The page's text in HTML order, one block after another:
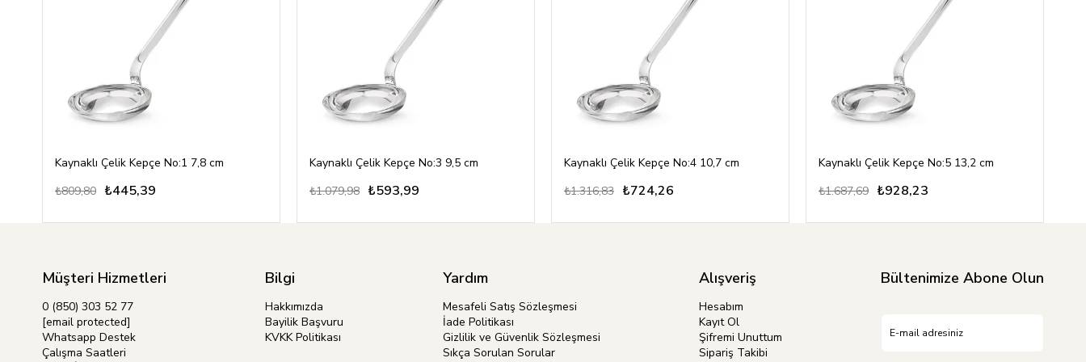
Kaynaklı Çelik Kepçe No:1 7,8 cm
₺445,39
₺809,80
Kaynaklı Çelik Kepçe No:3 9,5 cm
₺593,99
₺1.079,98
Kaynaklı Çelik Kepçe No:4 10,7 cm
₺724,26
₺1.316,83
Kaynaklı Çelik Kepçe No:5 13,2 cm
₺928,23
₺1.687,69
Müşteri Hizmetleri
0 (850) 303 52 77
[email protected]
Whatsapp Destek
Çalışma Saatleri
Bilgi
Hakkımızda
Bayilik Başvuru
KVKK Politikası
Yardım
Mesafeli Satış Sözleşmesi
İade Politikası
Gizlilik ve Güvenlik Sözleşmesi
Sıkça Sorulan Sorular
Alışveriş
Hesabım
Kayıt Ol
Şifremi Unuttum
Sipariş Takibi
Bültenimize Abone Olun